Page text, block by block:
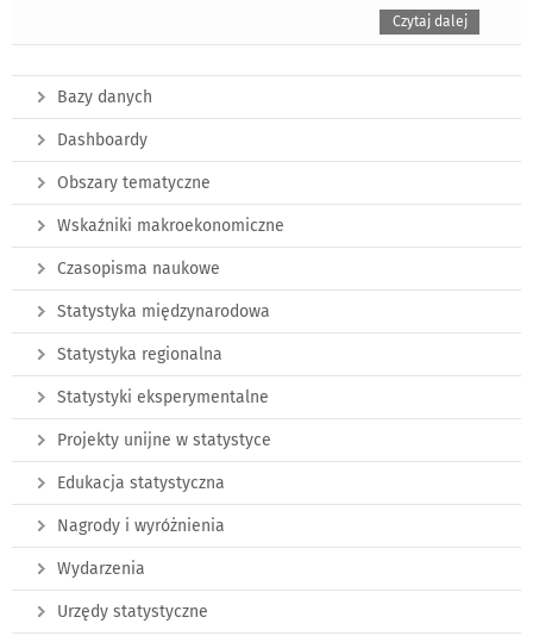
Czytaj dalej
Bazy danych
Dashboardy
Obszary tematyczne
Wskaźniki makroekonomiczne
Czasopisma naukowe
Statystyka międzynarodowa
Statystyka regionalna
Statystyki eksperymentalne
Projekty unijne w statystyce
Edukacja statystyczna
Nagrody i wyróżnienia
Wydarzenia
Urzędy statystyczne